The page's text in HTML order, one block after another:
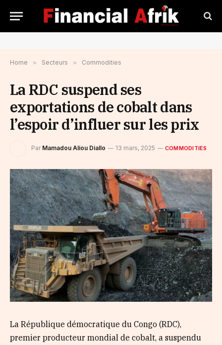
Home » Secteurs » Commodities
La RDC suspend ses
exportations de cobalt dans
l’espoir d’influer sur les prix
Par Mamadou Aliou Diallo 13 mars, 2025 COMMODITIES
La République démocratique du Congo (RDC),
premier producteur mondial de cobalt, a suspendu